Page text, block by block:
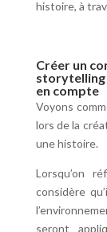
histoire, à
Créer un
storytelling
en compte
Voyons
lors de la
une histoire.
Lorsqu’on
considère
seront